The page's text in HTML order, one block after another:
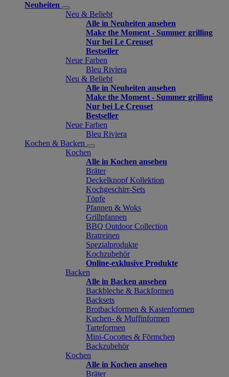
Neuheiten
Neu & Beliebt
Alle in Neuheiten ansehen
Make the Moment - Summer grilling
Nur bei Le Creuset
Bestseller
Neue Farben
Bleu Riviera
Neu & Beliebt
Alle in Neuheiten ansehen
Make the Moment - Summer grilling
Nur bei Le Creuset
Bestseller
Neue Farben
Bleu Riviera
Kochen & Backen
Kochen
Alle in Kochen ansehen
Bräter
Deckelknopf Kollektion
Kochgeschirr-Sets
Töpfe
Pfannen & Woks
Grillpfannen
BBQ Outdoor Collection
Bratreinen
Spezialprodukte
Kochzubehör
Online-exklusive Produkte
Backen
Alle in Backen ansehen
Backbleche & Backformen
Backsets
Brotbackformen & Kastenformen
Kuchen- & Muffinformen
Tarteformen
Mini-Cocottes & Förmchen
Backzubehör
Kochen
Alle in Kochen ansehen
Bräter